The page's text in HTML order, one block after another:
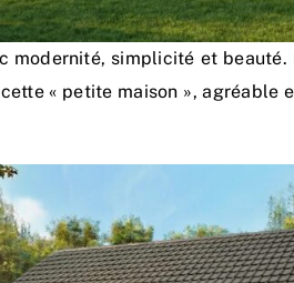
modernité, simplicité et beauté.
« petite maison », agréable